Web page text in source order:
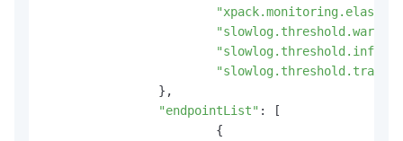
"slowlog.threshold.warn"
"slowlog.threshold.info"
"slowlog.threshold.trace"
		}
,
"endpointList" : [